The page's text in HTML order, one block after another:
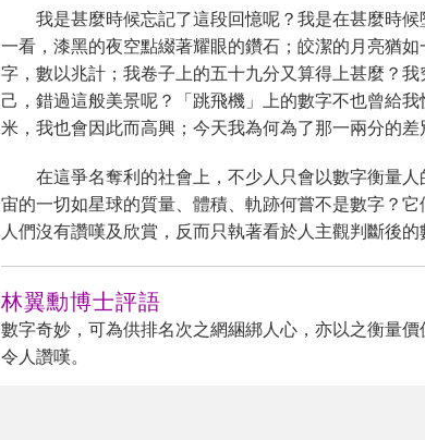
我是甚麼時候忘記了這段回憶呢？我是在甚麼時
一看，漆黑的夜空點綴著耀眼的鑽石；皎潔的月亮猶
字，數以兆計；我卷子上的五十九分又算得上甚麼？
己，錯過這般美景呢？「跳飛機」上的數字不也曾給
米，我也會因此而高興；今天我為何為了那一兩分的
在這爭名奪利的社會上，不少人只會以數字衡量
宙的一切如星球的質量、體積、軌跡何嘗不是數字？
人們沒有讚嘆及欣賞，反而只執著看於人主觀判斷後
林翼勳博士評語
數字奇妙，可為供排名次之網綑綁人心，亦以之衡量
令人讚嘆。